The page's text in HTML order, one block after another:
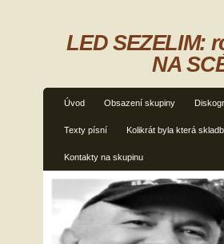
Úvod Obsazení skupiny
Texty písní Kolikrát byla která
Kontakty na skupinu
LED SEZELIM:
NA